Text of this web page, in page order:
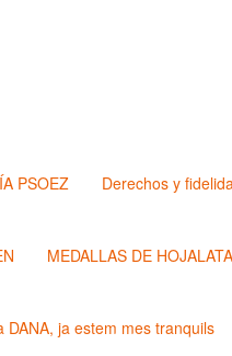
PSOEZ Derechos y
MEDALLAS DE HOJALATA
DANA, ja estem mes tranquils